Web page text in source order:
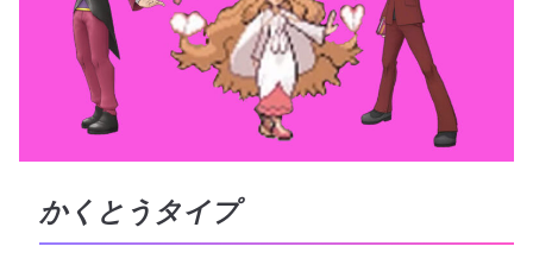
かくとうタイプ